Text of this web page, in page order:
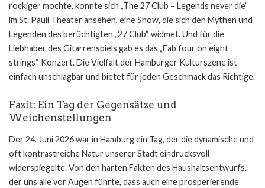
rockiger mochte, konnte sich „The 27 Club – Legends never die“
im St. Pauli Theater ansehen, eine Show, die sich den Mythen und
Legenden des berüchtigten „27 Club“ widmet. Und für die
Liebhaber des Gitarrenspiels gab es das „Fab four on eight
strings“ Konzert. Die Vielfalt der Hamburger Kulturszene ist
einfach unschlagbar und bietet für jeden Geschmack das Richtige.
Fazit: Ein Tag der Gegensätze und
Weichenstellungen
Der 24. Juni 2026 war in Hamburg ein Tag, der die dynamische und
oft kontrastreiche Natur unserer Stadt eindrucksvoll
widerspiegelte. Von den harten Fakten des Haushaltsentwurfs,
der uns alle vor Augen führte, dass auch eine prosperierende